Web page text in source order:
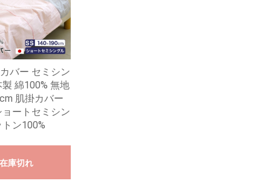
バー セミシン
綿100% 無地
肌掛カバー
ートセミシン
ン100%
庫切れ